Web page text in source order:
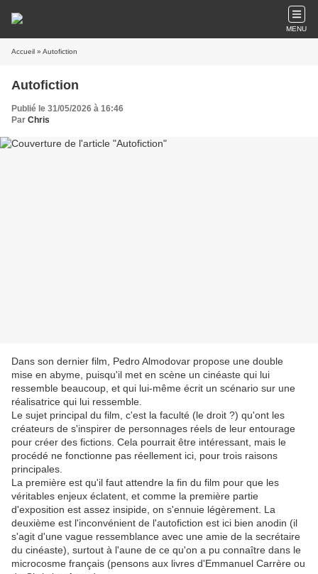
MENU
Accueil » Autofiction
Autofiction
Publié le 31/05/2026 à 16:46
Par Chris
Dans son dernier film, Pedro Almodovar propose une double
mise en abyme, puisqu'il met en scène un cinéaste qui lui
ressemble beaucoup, et qui lui-même écrit un scénario sur une
réalisatrice qui lui ressemble.
Le sujet principal du film, c'est la faculté (le droit ?) qu'ont les
créateurs de s'inspirer de personnages réels de leur entourage
pour créer des fictions. Cela pourrait être intéressant, mais le
procédé ne fonctionne pas réellement ici, pour trois raisons
principales.
La première est qu'il faut attendre la fin du film pour que les
véritables enjeux éclatent, et comme la première partie
d'exposition est assez insipide, on s'ennuie légèrement. La
deuxième est l'inconvénient de l'autofiction est ici bien anodin (il
s'agit d'une vague ressemblance avec une amie de la secrétaire
du cinéaste), surtout à l'aune de ce qu'on a pu connaître dans le
microcosme français (pensons aux livres d'Emmanuel Carrère ou